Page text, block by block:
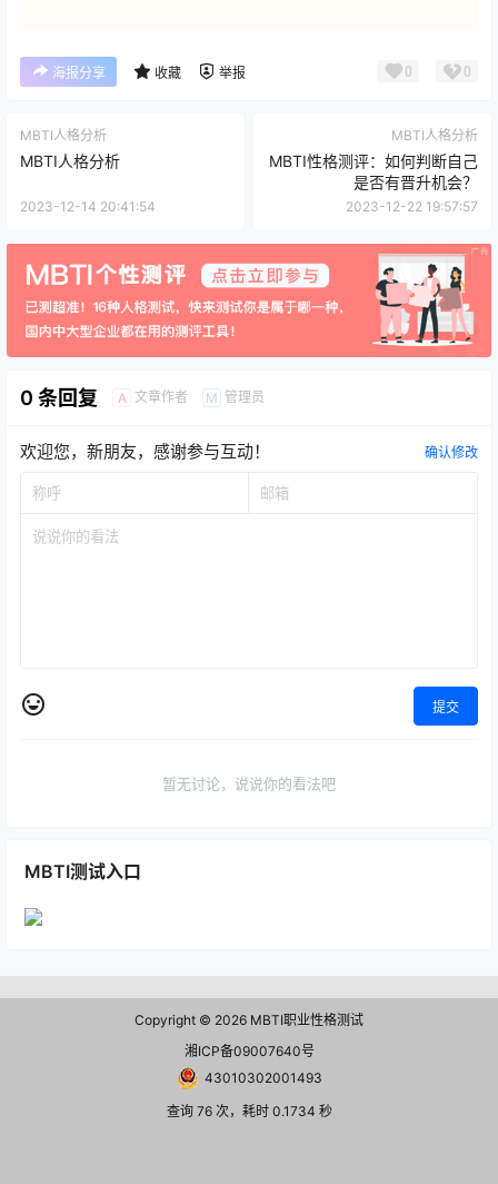
海报分享 收藏 举报 0 0
MBTI人格分析
MBTI人格分析
2023-12-14 20:41:54
MBTI人格分析
MBTI性格测评：如何判断自己
是否有晋升机会？
2023-12-22 19:57:57
0 条回复 A 文章作者 M 管理员
欢迎您，新朋友，感谢参与互动！ 确认修改
提交
暂无讨论，说说你的看法吧
MBTI测试入口
Copyright © 2026 MBTI职业性格测试
湘ICP备09007640号
43010302001493
查询 76 次，耗时 0.1734 秒